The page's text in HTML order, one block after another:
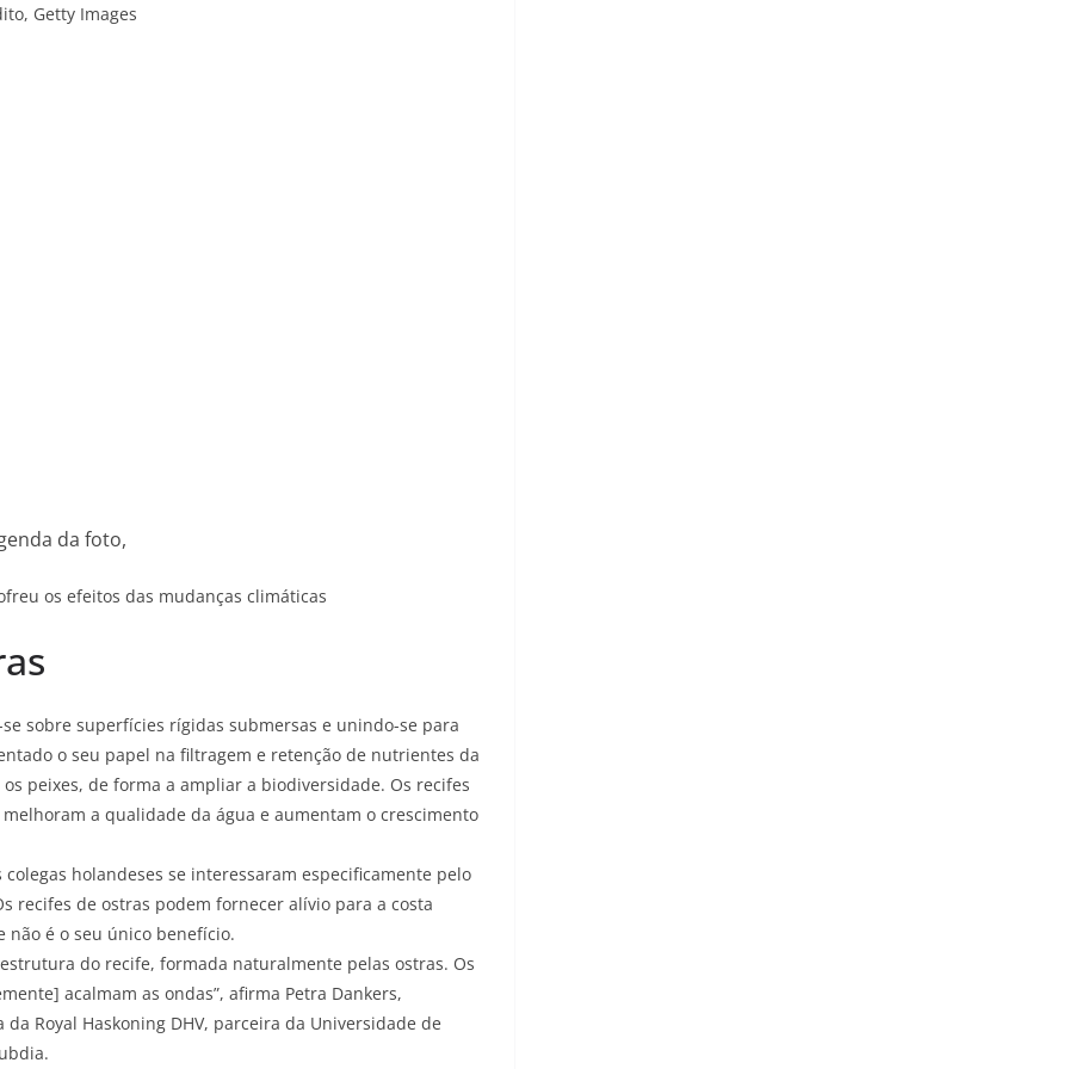
Getty Images
da foto,
os efeitos das mudanças climáticas
sobre superfícies rígidas submersas e unindo-se para
o seu papel na filtragem e retenção de nutrientes da
peixes, de forma a ampliar a biodiversidade. Os recifes
a qualidade da água e aumentam o crescimento
holandeses se interessaram especificamente pelo
recifes de ostras podem fornecer alívio para a costa
não é o seu único benefício.
do recife, formada naturalmente pelas ostras. Os
acalmam as ondas”, afirma Petra Dankers,
Royal Haskoning DHV, parceira da Universidade de